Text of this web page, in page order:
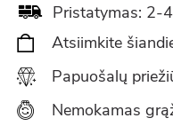
Pristatymas: 2-
Atsiimkite
Papuošalų
Nemokamas